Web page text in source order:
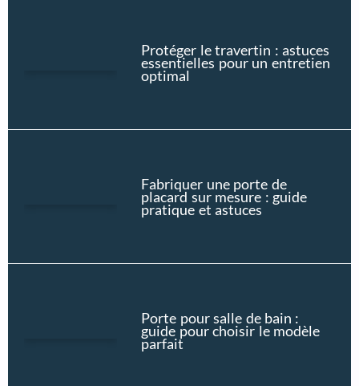
Protéger le travertin : astuces
essentielles pour un entretien
optimal
Fabriquer une porte de
placard sur mesure : guide
pratique et astuces
Porte pour salle de bain :
guide pour choisir le modèle
parfait